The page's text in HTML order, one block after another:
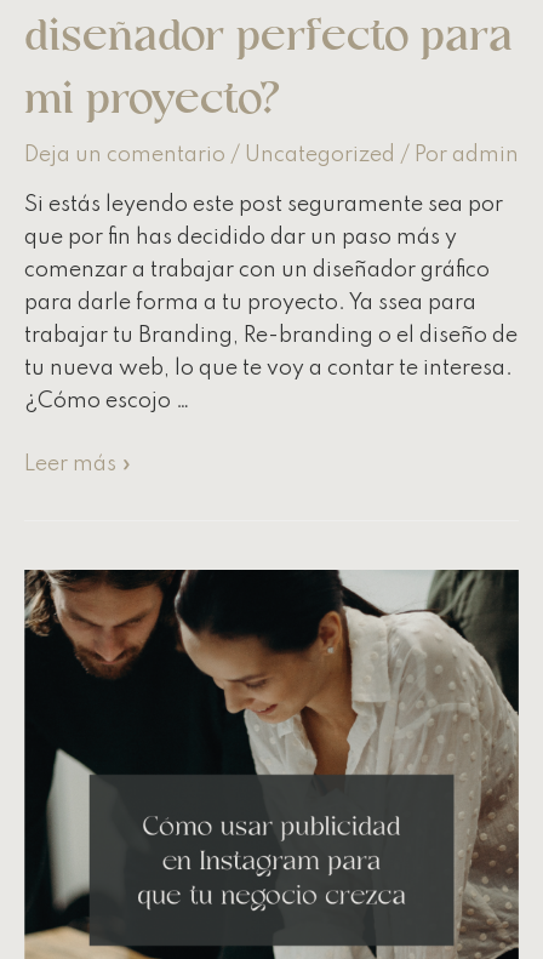
diseñador perfecto para
mi proyecto?
Deja un comentario / Uncategorized / Por admin
Si estás leyendo este post seguramente sea por
que por fin has decidido dar un paso más y
comenzar a trabajar con un diseñador gráfico
para darle forma a tu proyecto. Ya ssea para
trabajar tu Branding, Re-branding o el diseño de
tu nueva web, lo que te voy a contar te interesa.
¿Cómo escojo …
Leer más »